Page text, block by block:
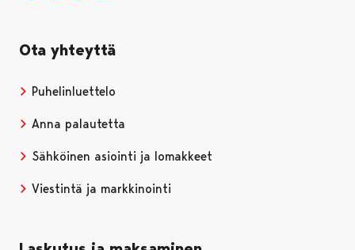
Ota yhteyttä
Puhelinluettelo
Anna palautetta
Sähköinen asiointi ja lomakkeet
Viestintä ja markkinointi